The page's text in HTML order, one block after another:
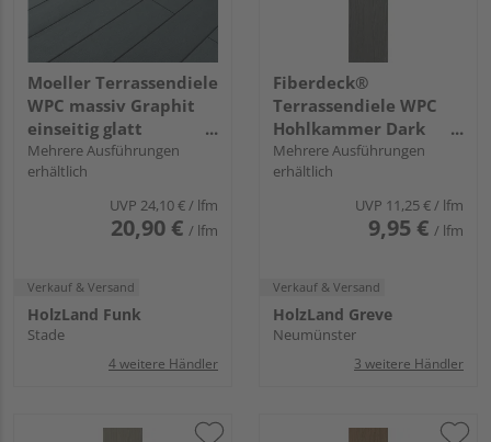
Moeller Terrassendiele
WPC massiv Graphit
einseitig glatt
Terrafina massiv XL -
21 x 196 mm
Mehrere Ausführungen
erhältlich
UVP 24,10 €/ lfm
20,90 € / lfm
Verkauf & Versand
HolzLand Funk
Stade
4 weitere Händler
Fiberdeck®
Terrassendiele WPC
Hohlkammer Dark
Grey einseitig
Holzstruktur, einseitig
glatt, längsseitige Nut,
Premium - 22,5 x 138
Mehrere Ausführungen
erhältlich
UVP 11,25 €/ lfm
9,95 € / lfm
Verkauf & Versand
HolzLand Greve
Neumünster
3 weitere Händler